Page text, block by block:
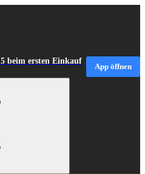
beim ersten Einkauf
App öffnen